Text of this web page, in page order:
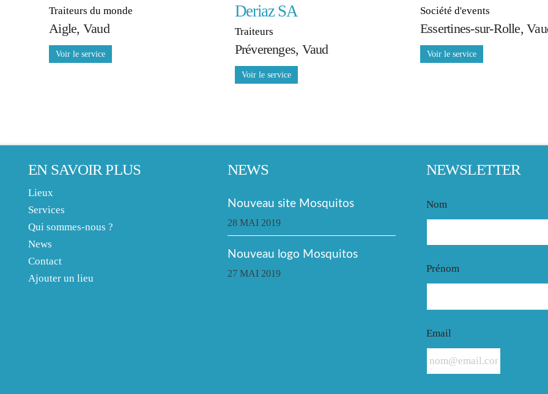
Traiteurs du monde
Aigle, Vaud
Deriaz SA
Traiteurs
Préverenges, Vaud
Société d'events
Essertines-sur-Rolle,
EN SAVOIR PLUS
Lieux
Services
Qui sommes-nous ?
News
Contact
Ajouter un lieu
NEWS
Nouveau site Mosquitos
28 MAI 2019
Nouveau logo Mosquitos
27 MAI 2019
NEWSLETTER
Nom
Prénom
Email